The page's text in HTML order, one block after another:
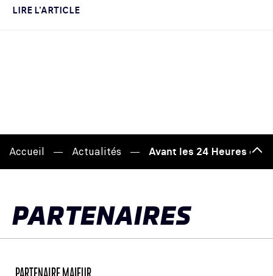
LIRE L'ARTICLE
Accueil Actualités Avant les 24 Heures du
de
PARTENAIRES